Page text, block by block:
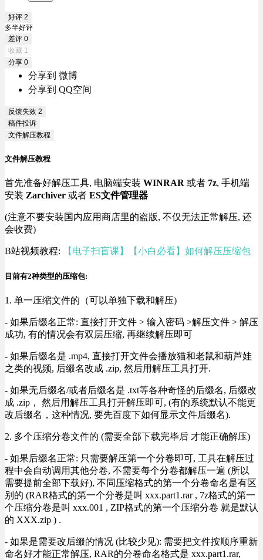
好评 2
多半好评
差评 0
收藏 1
分享 0
分享到 微博
分享到 QQ空间
反馈失效 2
稿件投诉
文件解压教程
文件解压教程
首先准备好解压工具, 电脑端安装 WINRAR 或者 7z, 手机端
安装 Zarchiver 或者 ES文件管理器
(注意不要安装国内应用商店里的盗版, 不仅无法正常解压, 还
会收费)
B站视频教程: 【电子扫盲课】【小白必看】如何解压压缩包
目前有2种类型的压缩包:
1. 单一压缩文件的（可以单独下载和解压)
- 如果后缀名正常: 直接打开文件 > 输入密码 >解压文件 > 解压
成功, 有的情况会有双层压缩, 再继续解压即可
- 如果后缀名是 .mp4, 直接打开文件会播放猫和老鼠和葫芦娃
之类的视频, 后缀名改成 .zip, 然后用解压工具打开.
- 如果无后缀名/或者后缀名是 .txt等各种奇怪的后缀名, 后缀改
成 .zip， 然后用解压工具打开解压即可, (有的系统默认不能更
改后缀名，这种情况, 要先百度下如何显示文件后缀名).
2. 多个压缩分卷文件的 (需要全部下载完毕后 才能正确解压)
- 如果后缀名正常: 只需要解压第一个分卷即可, 工具在解压过
程中会自动调用其他分卷, 不需要每个分卷都解压一遍 (所以
需要提前全部下载好), 不同压缩格式的第一个分卷命名是有区
别的 (RAR格式的第一个分卷是叫 xxx.part1.rar , 7z格式的第一
个压缩分卷是叫 xxx.001 , ZIP格式的第一个压缩分卷 就是默认
的 XXX.zip ) .
- 如果是需要改后缀的情况 (比较少见): 需要把文件按顺序重新
命名好才能正常解压, RAR的分卷命名格式是 xxx.part1.rar,